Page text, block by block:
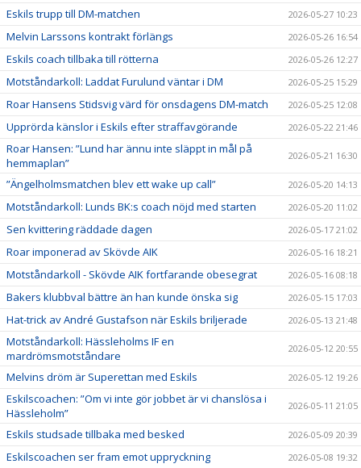
Eskils trupp till DM-matchen 2026-05-27 10:23
Melvin Larssons kontrakt förlängs 2026-05-26 16:54
Eskils coach tillbaka till rötterna 2026-05-26 12:27
Motståndarkoll: Laddat Furulund väntar i DM 2026-05-25 15:29
Roar Hansens Stidsvig värd för onsdagens DM-match 2026-05-25 12:08
Upprörda känslor i Eskils efter straffavgörande 2026-05-22 21:46
Roar Hansen: ”Lund har ännu inte släppt in mål på
hemmaplan”
2026-05-21 16:30
”Ängelholmsmatchen blev ett wake up call” 2026-05-20 14:13
Motståndarkoll: Lunds BK:s coach nöjd med starten 2026-05-20 11:02
Sen kvittering räddade dagen 2026-05-17 21:02
Roar imponerad av Skövde AIK 2026-05-16 18:21
Motståndarkoll - Skövde AIK fortfarande obesegrat 2026-05-16 08:18
Bakers klubbval bättre än han kunde önska sig 2026-05-15 17:03
Hat-trick av André Gustafson när Eskils briljerade 2026-05-13 21:48
Motståndarkoll: Hässleholms IF en
mardrömsmotståndare
2026-05-12 20:55
Melvins dröm är Superettan med Eskils 2026-05-12 19:26
Eskilscoachen: ”Om vi inte gör jobbet är vi chanslösa i
Hässleholm”
2026-05-11 21:05
Eskils studsade tillbaka med besked 2026-05-09 20:39
Eskilscoachen ser fram emot uppryckning 2026-05-08 19:32